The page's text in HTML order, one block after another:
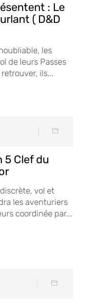
: Le
( D&D
les
de leurs Passes
ils...
5 Clef du
vol et
les aventuriers
coordinée par...